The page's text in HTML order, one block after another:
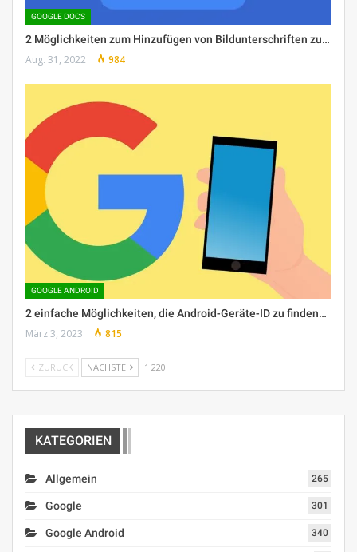
GOOGLE DOCS
2 Möglichkeiten zum Hinzufügen von Bildunterschriften zu…
Aug. 31, 2022 984
GOOGLE ANDROID
2 einfache Möglichkeiten, die Android-Geräte-ID zu finden…
März 3, 2023 815
ZURÜCK NÄCHSTE 1 220
KATEGORIEN
Allgemein 265
Google 301
Google Android 340